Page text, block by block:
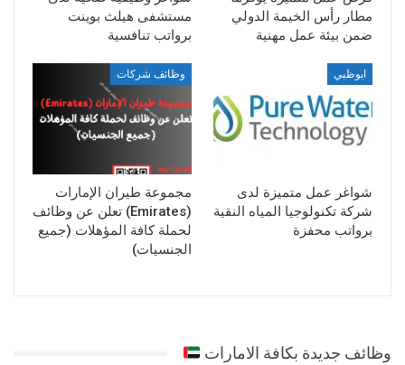
مطار رأس الخيمة الدولي
ضمن بيئة عمل مهنية
مستشفى هيلث بوينت
برواتب تنافسية
ابوظبي
شواغر عمل متميزة لدى
شركة تكنولوجيا المياه النقية
برواتب محفزة
وظائف شركات
مجموعة طيران الإمارات
(Emirates) تعلن عن وظائف
لحملة كافة المؤهلات (جميع
الجنسيات)
وظائف جديدة بكافة الامارات